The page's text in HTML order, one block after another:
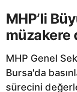
MHP’li
müzakere
MHP Genel
Bursa'da
sürecini